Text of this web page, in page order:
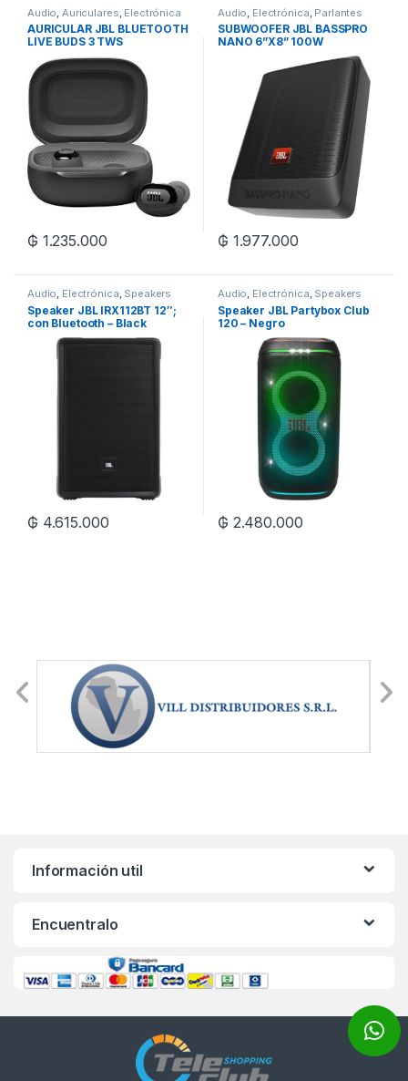
Audio Auriculares Electrónica
AURICULAR JBL BLUETOOTH
LIVE BUDS 3 TWS
₲ 1.235.000
Audio Electrónica Parlantes
SUBWOOFER JBL BASSPRO
NANO 6”X8” 100W
₲ 1.977.000
Audio, Electrónica, Speakers
Speaker JBL IRX112BT 12″;
con Bluetooth – Black
₲ 4.615.000
Audio, Electrónica, Speakers
Speaker JBL Partybox Club
120 – Negro
₲ 2.480.000
Información util
Encuentralo